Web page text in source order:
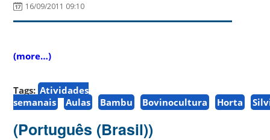
16/09/2011 09:10
(more…)
Tags: Atividades
semanais
Aulas Bambu Bovinocultura Horta
(Português (Brasil))